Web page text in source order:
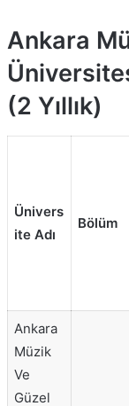
Ankara
(2 Yıllık)
Ünivers
ite Adı
Bölüm
Ankara
Müzik
Ve
Güzel